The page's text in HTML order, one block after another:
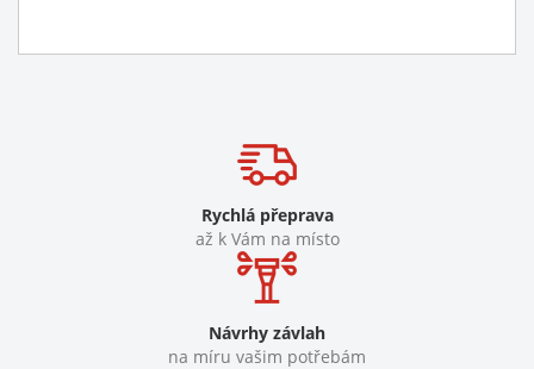
Rychlá přeprava
až k Vám na místo
Návrhy závlah
na míru vašim potřebám